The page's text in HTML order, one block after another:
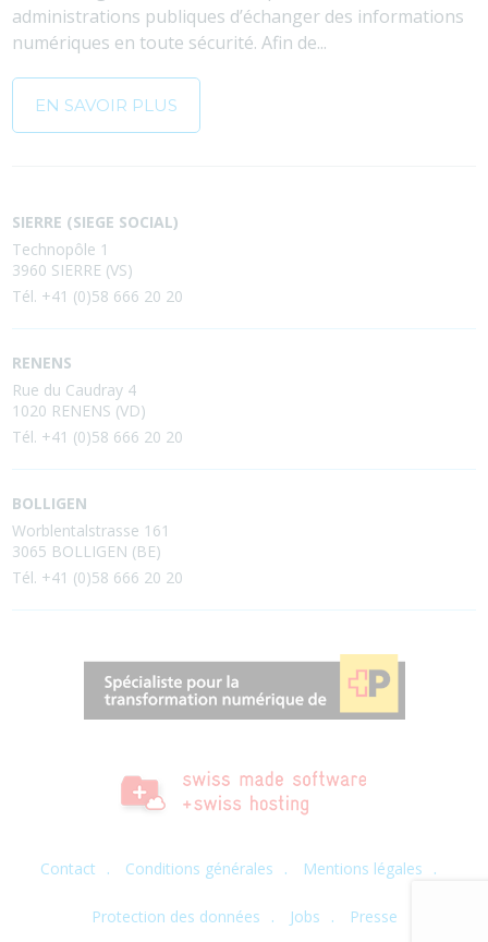
administrations publiques d’échanger des informations
numériques en toute sécurité. Afin de...
EN SAVOIR PLUS
SIERRE (SIEGE SOCIAL)
Technopôle 1
3960 SIERRE (VS)
Tél. +41 (0)58 666 20 20
RENENS
Rue du Caudray 4
1020 RENENS (VD)
Tél. +41 (0)58 666 20 20
BOLLIGEN
Worblentalstrasse 161
3065 BOLLIGEN (BE)
Tél. +41 (0)58 666 20 20
Contact Conditions générales Mentions légales
Protection des données Jobs Presse